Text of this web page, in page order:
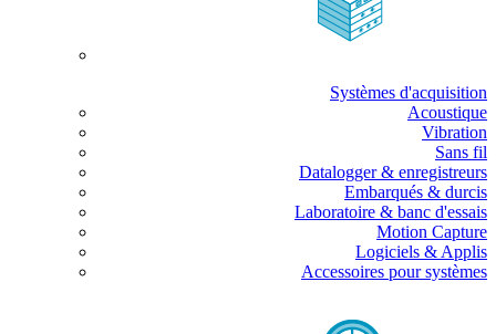
Systèmes d'acquisition
Acoustique
Vibration
Sans fil
Datalogger & enregistreurs
Embarqués & durcis
Laboratoire & banc d'essais
Motion Capture
Logiciels & Applis
Accessoires pour systèmes